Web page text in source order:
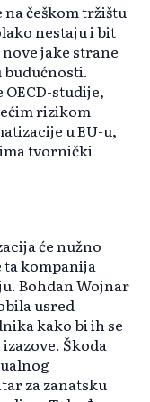
češkom tržištu
nestaju i bit
jake strane
budućnosti.
studije,
rizikom
u EU-u,
tvornički
će nužno
ta kompanija
Bohdan Wojnar
usred
kako bi ih se
Škoda
za zanatsku